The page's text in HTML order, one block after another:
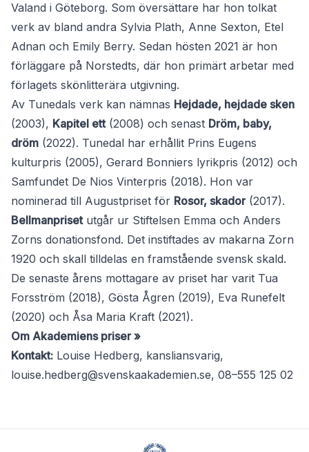
Valand i Göteborg. Som översättare har hon tolkat
verk av bland andra Sylvia Plath, Anne Sexton, Etel
Adnan och Emily Berry. Sedan hösten 2021 är hon
förläggare på Norstedts, där hon primärt arbetar med
förlagets skönlitterära utgivning.
Av Tunedals verk kan nämnas Hejdade, hejdade sken
(2003), Kapitel ett(2008) och senast Dröm, baby,
dröm (2022). Tunedal har erhållit Prins Eugens
kulturpris (2005), Gerard Bonniers lyrikpris (2012) och
Samfundet De Nios Vinterpris (2018). Hon var
nominerad till Augustpriset för Rosor, skador(2017).
Bellmanprisetutgår ur Stiftelsen Emma och Anders
Zorns donationsfond. Det instiftades av makarna Zorn
1920 och skall tilldelas en framstående svensk skald.
De senaste årens mottagare av priset har varit Tua
Forsström (2018), Gösta Ågren (2019), Eva Runefelt
(2020) och Åsa Maria Kraft (2021).
Om Akademiens priser »
Kontakt: Louise Hedberg, kansliansvarig,
louise.hedberg@svenskaakademien.se, 08–555 125 02